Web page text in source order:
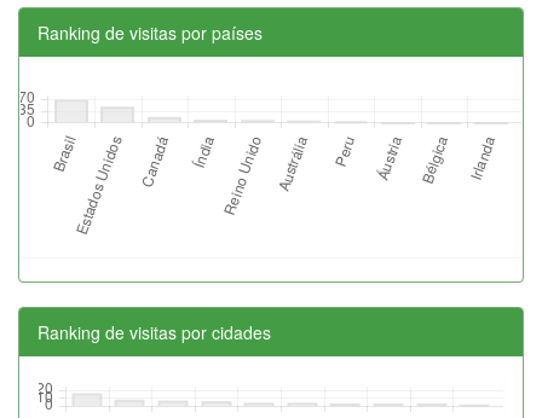
Ranking de visitas por países
Ranking de visitas por cidades